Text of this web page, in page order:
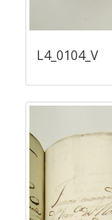
L4_0104_V